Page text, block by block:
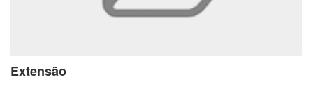
Extensão